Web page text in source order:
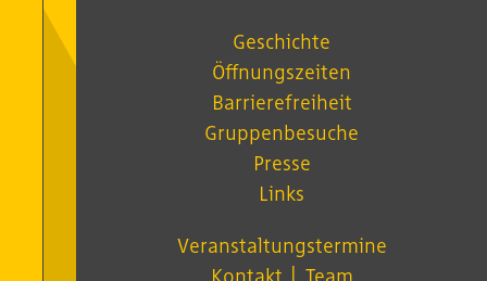
Geschichte
Öffnungszeiten
Barrierefreiheit
Gruppenbesuche
Presse
Links
Veranstaltungstermine
Kontakt │ Team